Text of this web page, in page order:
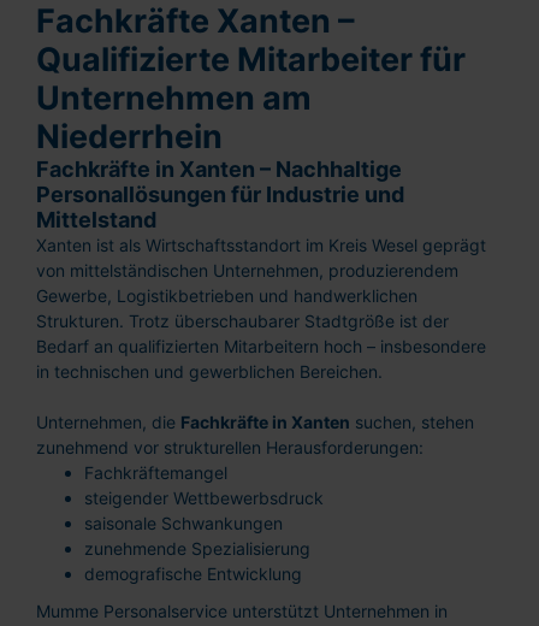
Fachkräfte Xanten –
Qualifizierte Mitarbeiter für
Unternehmen am
Niederrhein
Fachkräfte in Xanten – Nachhaltige
Personallösungen für Industrie und
Mittelstand
Xanten ist als Wirtschaftsstandort im Kreis Wesel geprägt
von mittelständischen Unternehmen, produzierendem
Gewerbe, Logistikbetrieben und handwerklichen
Strukturen. Trotz überschaubarer Stadtgröße ist der
Bedarf an qualifizierten Mitarbeitern hoch – insbesondere
in technischen und gewerblichen Bereichen.
Unternehmen, die Fachkräfte in Xanten suchen, stehen
zunehmend vor strukturellen Herausforderungen:
Fachkräftemangel
steigender Wettbewerbsdruck
saisonale Schwankungen
zunehmende Spezialisierung
demografische Entwicklung
Mumme Personalservice unterstützt Unternehmen in